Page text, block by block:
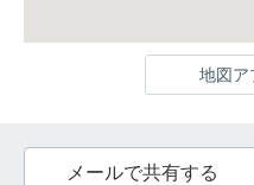
地図ア
メールで共有する